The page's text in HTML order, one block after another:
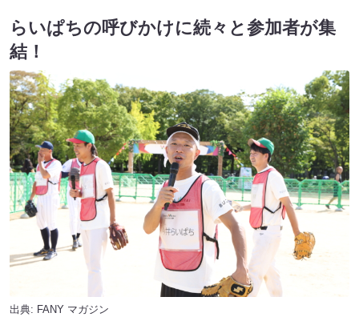
らいぱちの呼びかけに続々と参加者が集
結！
出典: FANY マガジン